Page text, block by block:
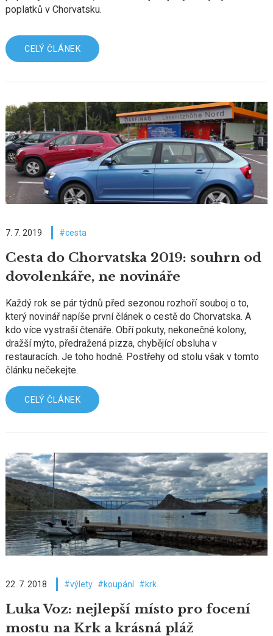
poplatků v Chorvatsku.
CELÝ ČLÁNEK
7. 7. 2019 cesta
Cesta do Chorvatska 2019: souhrn od
dovolenkáře, ne novináře
Každý rok se pár týdnů před sezonou rozhoří souboj o to,
který novinář napíše první článek o cestě do Chorvatska. A
kdo více vystraší čtenáře. Obří pokuty, nekonečné kolony,
dražší mýto, předražená pizza, chybějící obsluha v
restauracích. Je toho hodně. Postřehy od stolu však v tomto
článku nečekejte.
CELÝ ČLÁNEK
22. 7. 2018 výlety koupání krk
Luka Voz: nejlepší místo pro focení
mostu na Krk a krásná pláž